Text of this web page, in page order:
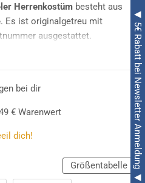
◀ 5€ Rabatt bei Newsletter Anmeldung ◀
Herrenkostüm besteht aus
. Es ist originalgetreu mit
ausgestattet.
Footballspieler
Schwarz, Weiß sowie Rot
realistischen Gestaltung. Der
rote Hose sind weitere
bei dir
€ Warenwert
dich!
Größentabelle